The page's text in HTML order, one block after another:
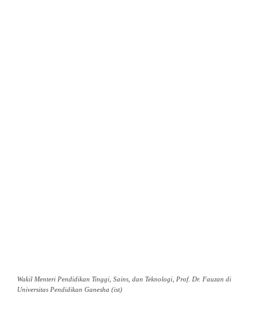
Wakil Menteri Pendidikan Tinggi, Sains, dan Teknologi, Prof. Dr. Fauzan di
Universitas Pendidikan Ganesha (ist)